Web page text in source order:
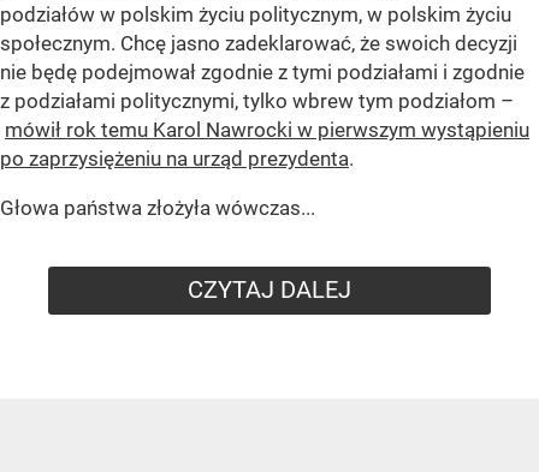
podziałów w polskim życiu politycznym, w polskim życiu
społecznym. Chcę jasno zadeklarować, że swoich decyzji
nie będę podejmował zgodnie z tymi podziałami i zgodnie
z podziałami politycznymi, tylko wbrew tym podziałom –
mówił rok temu Karol Nawrocki w pierwszym wystąpieniu
po zaprzysiężeniu na urząd prezydenta.
Głowa państwa złożyła wówczas...
CZYTAJ DALEJ